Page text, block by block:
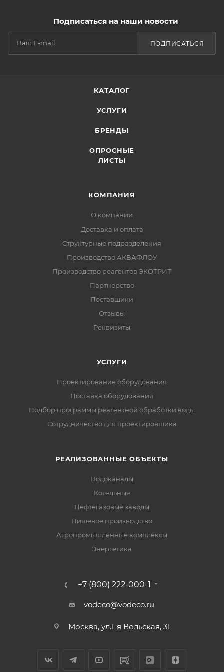
Подписаться на наши новости
ПОДПИСАТЬСЯ
КАТАЛОГ
УСЛУГИ
БРЕНДЫ
ОПРОСНЫЕ
ЛИСТЫ
КОМПАНИЯ
О компании
Доставка и оплата
Структурные подразделения
Производство АКВАФЛОУ
Производство реагентов ЭКОТРИТ
Партнерство
Поставщики
Отзывы
Реквизиты
УСЛУГИ
Проектирование оборудования
Поставка оборудования
Подбор программы реагентной обработки воды
Сотрудничество для проектировщика
РЕАЛИЗОВАННЫЕ ОБЪЕКТЫ
Водоканалы
Котельные
Нефтегазовые заводы
Пищевое производство
Агропромышленные комплексы
Энергетика
+7 (800) 222-000-1
vodeco@vodeco.ru
Москва, ул.1-я Вольская, 31